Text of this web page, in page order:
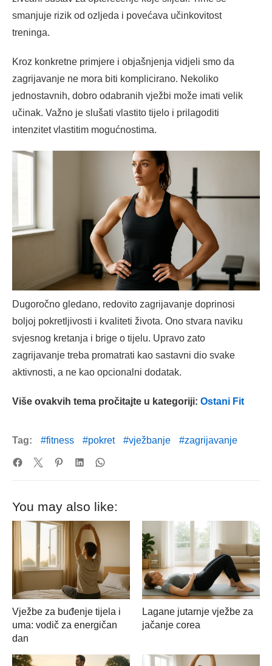
smanjuje rizik od ozljeda i povećava učinkovitost
treninga.
Kroz konkretne primjere i objašnjenja vidjeli smo da
zagrijavanje ne mora biti komplicirano. Nekoliko
jednostavnih, dobro odabranih vježbi može imati velik
učinak. Važno je slušati vlastito tijelo i prilagoditi
intenzitet vlastitim mogućnostima.
Dugoročno gledano, redovito zagrijavanje doprinosi
boljoj pokretljivosti i kvaliteti života. Ono stvara naviku
svjesnog kretanja i brige o tijelu. Upravo zato
zagrijavanje treba promatrati kao sastavni dio svake
aktivnosti, a ne kao opcionalni dodatak.
Više ovakvih tema pročitajte u kategoriji: Ostani Fit
Tag: fitness pokret vježbanje zagrijavanje
You may also like:
Vježbe za buđenje tijela i
uma: vodič za energičan
dan
Lagane jutarnje vježbe za
jačanje corea